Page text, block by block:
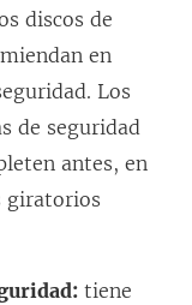
discos de
en
Los
de seguridad
antes, en
giratorios
tiene